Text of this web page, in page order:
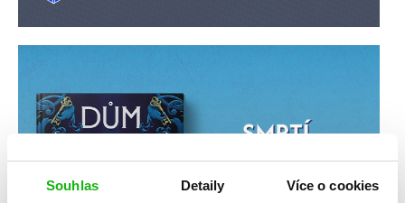
Souhlas Detaily Více o cookies